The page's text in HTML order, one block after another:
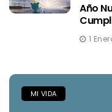
Año
1
MI VIDA